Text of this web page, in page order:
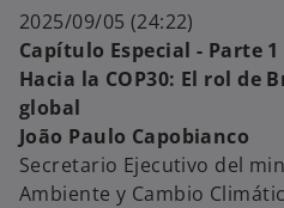
o
2025/09/05 (24:22)
Capítulo Especial - Parte 1
Hacia la COP30: El rol de
global
João Paulo Capobianco
Secretario Ejecutivo del
Ambiente y Cambio